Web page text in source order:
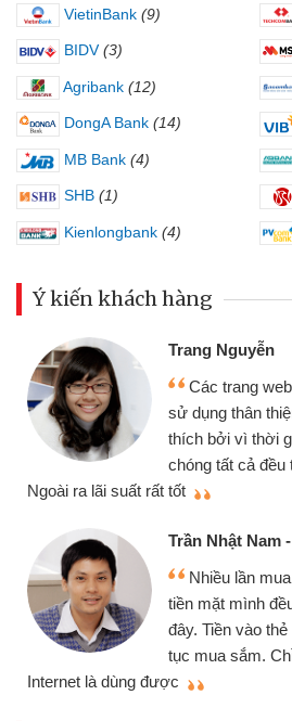
VietinBank (9)
BIDV (3)
Agribank (12)
DongA Bank (14)
MB Bank (4)
SHB (1)
Kienlongbank (4)
Ý kiến khách hàng
Trang Nguyễn
Các trang
sử dụng thân
thích bởi vì thời
chóng tất cả đều
Ngoài ra lãi suất rất tốt
Trần Nhật Nam
Nhiều lần
tiền mặt mình
đây. Tiền vào
tục mua sắm.
Internet là dùng được